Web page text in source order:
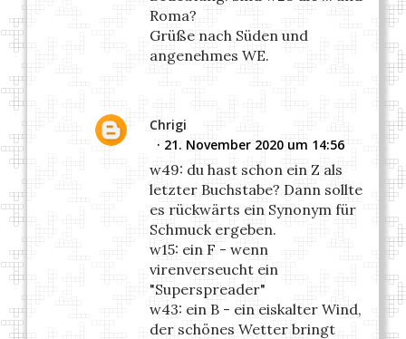
Roma?
Grüße nach Süden und
angenehmes WE.
Chrigi
21. November 2020 um 14:56
w49: du hast schon ein Z als
letzter Buchstabe? Dann sollte
es rückwärts ein Synonym für
Schmuck ergeben.
w15: ein F - wenn
virenverseucht ein
"Superspreader"
w43: ein B - ein eiskalter Wind,
der schönes Wetter bringt